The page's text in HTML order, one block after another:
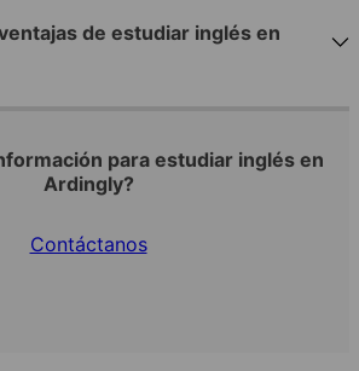
de estudiar inglés en
para estudiar inglés en
Ardingly?
Contáctanos